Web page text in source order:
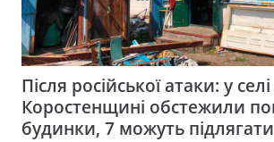
Після російської атаки: у
Коростенщині обстежили
будинки, 7 можуть